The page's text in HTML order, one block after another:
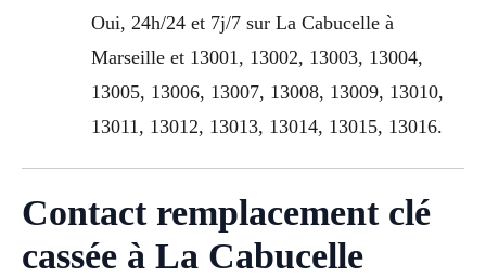
Oui, 24h/24 et 7j/7 sur La Cabucelle à
Marseille et 13001, 13002, 13003, 13004,
13005, 13006, 13007, 13008, 13009, 13010,
13011, 13012, 13013, 13014, 13015, 13016.
Contact remplacement clé
cassée à La Cabucelle